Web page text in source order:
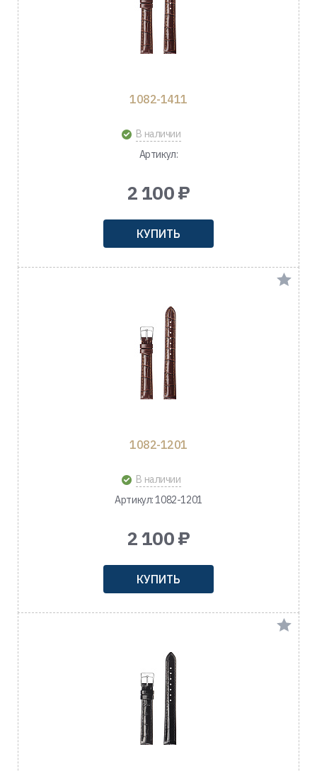
1082-1411
В наличии
Артикул:
2 100 ₽
КУПИТЬ
1082-1201
В наличии
Артикул: 1082-1201
2 100 ₽
КУПИТЬ